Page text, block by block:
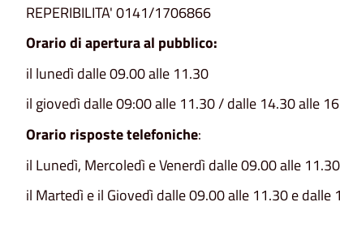
REPERIBILITA' 0141/1706866
Orario di apertura al pubblico:
il lunedì dalle 09.00 alle 11.30
il giovedì dalle 09:00 alle 11.30 / dalle 14.30 alle
Orario risposte telefoniche:
il Lunedì, Mercoledì e Venerdì dalle 09.00 alle 11.30
il Martedì e il Giovedì dalle 09.00 alle 11.30 e dalle